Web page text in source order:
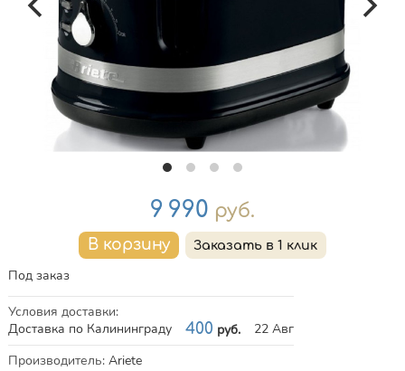
Цена
9 990 руб.
Под заказ
Условия доставки:
Доставка по Калининграду
400 руб.
22 Авг
Характеристики
Производитель: Ariete